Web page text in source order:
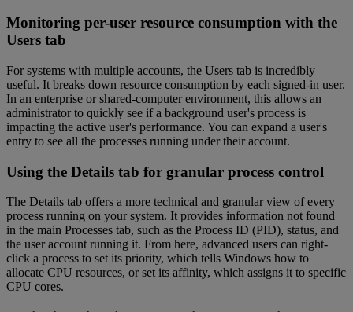
Monitoring per-user resource consumption with the
Users tab
For systems with multiple accounts, the Users tab is incredibly
useful. It breaks down resource consumption by each signed-in user.
In an enterprise or shared-computer environment, this allows an
administrator to quickly see if a background user's process is
impacting the active user's performance. You can expand a user's
entry to see all the processes running under their account.
Using the Details tab for granular process control
The Details tab offers a more technical and granular view of every
process running on your system. It provides information not found
in the main Processes tab, such as the Process ID (PID), status, and
the user account running it. From here, advanced users can right-
click a process to set its priority, which tells Windows how to
allocate CPU resources, or set its affinity, which assigns it to specific
CPU cores.